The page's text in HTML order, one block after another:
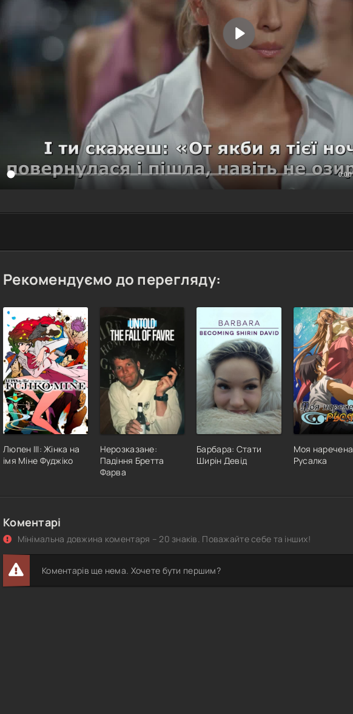
Рекомендуємо до перегляду:
Люпен III: Жінка на
імя Міне Фуджіко
Нерозказане:
Падіння Бретта
Фарва
Барбара: Стати
Ширін Девід
Моя наречена
Русалка
Коментарі
Мінімальна довжина коментаря – 20 знаків. Поважайте себе та інших!
Коментарів ще нема. Хочете бути першим?